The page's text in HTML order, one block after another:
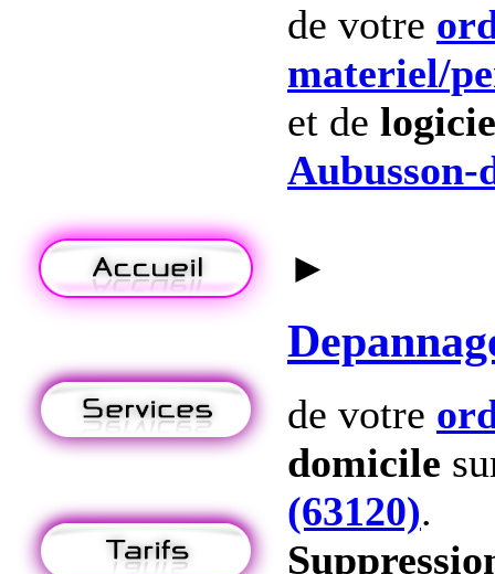
de votre
materiel/
et de
Aubusson-
►
de votre
domicile
(63120).